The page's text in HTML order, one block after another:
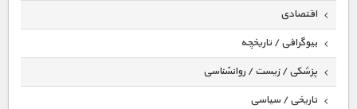
اقتصادی
بیوگرافی / تاریخچه
پزشکی / زیست / روانشناسی
تاریخی / سیاسی